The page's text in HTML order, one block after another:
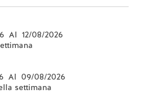
Al 12/08/2026
Al 09/08/2026
settimana